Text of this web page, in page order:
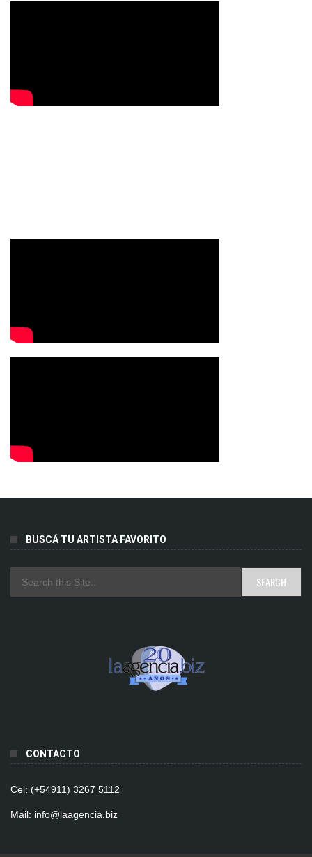
BUSCÁ TU ARTISTA FAVORITO
CONTACTO
Cel: (+54911) 3267 5112
Mail: info@laagencia.biz